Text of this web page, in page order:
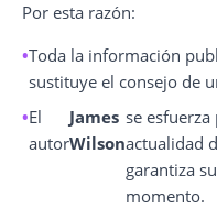
Por esta razón:
Toda la información
sustituye el consejo de
El
autor
James
Wilson
se
actualidad
garantiza
momento.